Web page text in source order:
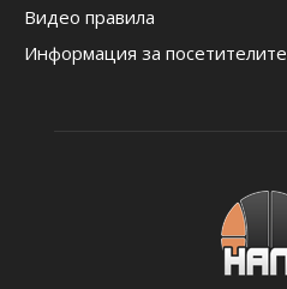
Видео правила
Информация за посетителите